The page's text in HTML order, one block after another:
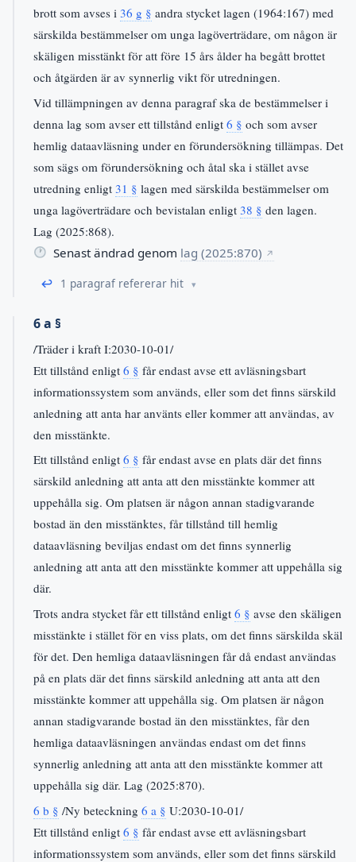
brott som avses i 36 g § andra stycket lagen (1964:167) med
särskilda bestämmelser om unga lagöverträdare, om någon är
skäligen misstänkt för att före 15 års ålder ha begått brottet
och åtgärden är av synnerlig vikt för utredningen.
Vid tillämpningen av denna paragraf ska de bestämmelser i
denna lag som avser ett tillstånd enligt 6 § och som avser
hemlig dataavläsning under en förundersökning tillämpas. Det
som sägs om förundersökning och åtal ska i stället avse
utredning enligt 31 § lagen med särskilda bestämmelser om
unga lagöverträdare och bevistalan enligt 38 § den lagen.
Lag (2025:868).
Senast ändrad genom lag (2025:870) ↗
↩ 1 paragraf refererar hit
6 a §
/Träder i kraft I:2030-10-01/
Ett tillstånd enligt 6 § får endast avse ett avläsningsbart
informationssystem som används, eller som det finns särskild
anledning att anta har använts eller kommer att användas, av
den misstänkte.
Ett tillstånd enligt 6 § får endast avse en plats där det finns
särskild anledning att anta att den misstänkte kommer att
uppehålla sig. Om platsen är någon annan stadigvarande
bostad än den misstänktes, får tillstånd till hemlig
dataavläsning beviljas endast om det finns synnerlig
anledning att anta att den misstänkte kommer att uppehålla sig
där.
Trots andra stycket får ett tillstånd enligt 6 § avse den skäligen
misstänkte i stället för en viss plats, om det finns särskilda skäl
för det. Den hemliga dataavläsningen får då endast användas
på en plats där det finns särskild anledning att anta att den
misstänkte kommer att uppehålla sig. Om platsen är någon
annan stadigvarande bostad än den misstänktes, får den
hemliga dataavläsningen användas endast om det finns
synnerlig anledning att anta att den misstänkte kommer att
uppehålla sig där. Lag (2025:870).
6 b § /Ny beteckning 6 a § U:2030-10-01/
Ett tillstånd enligt 6 § får endast avse ett avläsningsbart
informationssystem som används, eller som det finns särskild